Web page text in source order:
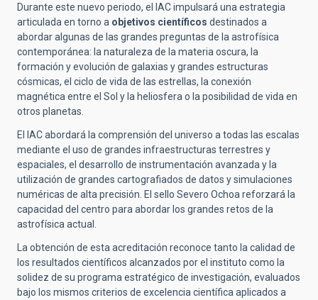
Durante este nuevo periodo, el IAC impulsará una estrategia
articulada en torno a objetivos científicos destinados a
abordar algunas de las grandes preguntas de la astrofísica
contemporánea: la naturaleza de la materia oscura, la
formación y evolución de galaxias y grandes estructuras
cósmicas, el ciclo de vida de las estrellas, la conexión
magnética entre el Sol y la heliosfera o la posibilidad de vida en
otros planetas.
El IAC abordará la comprensión del universo a todas las escalas
mediante el uso de grandes infraestructuras terrestres y
espaciales, el desarrollo de instrumentación avanzada y la
utilización de grandes cartografiados de datos y simulaciones
numéricas de alta precisión. El sello Severo Ochoa reforzará la
capacidad del centro para abordar los grandes retos de la
astrofísica actual.
La obtención de esta acreditación reconoce tanto la calidad de
los resultados científicos alcanzados por el instituto como la
solidez de su programa estratégico de investigación, evaluados
bajo los mismos criterios de excelencia científica aplicados a